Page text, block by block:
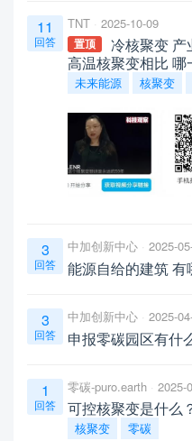
11
回答
TNT 2025-10-09
置顶
冷核聚变
高温核聚变相比 哪
未来能源 核聚变
3
回答
中加创新中心 2025-
能源自给的建筑 有
3
回答
中加创新中心 2025-
申报零碳园区有什
1
回答
零碳-puro.earth 2025-
可控核聚变是什么
核聚变 零碳